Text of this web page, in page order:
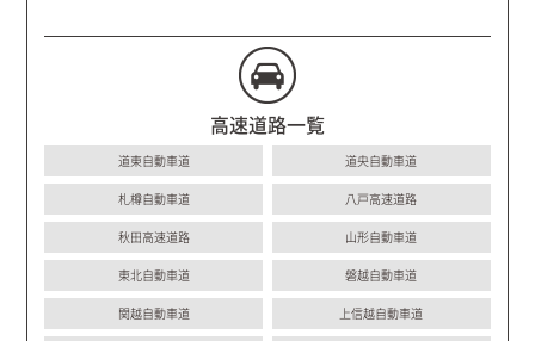
高速道路一覧
道東自動車道 道央自動車道
札樽自動車道 八戸高速道路
秋田高速道路 山形自動車道
東北自動車道 磐越自動車道
関越自動車道 上信越自動車道